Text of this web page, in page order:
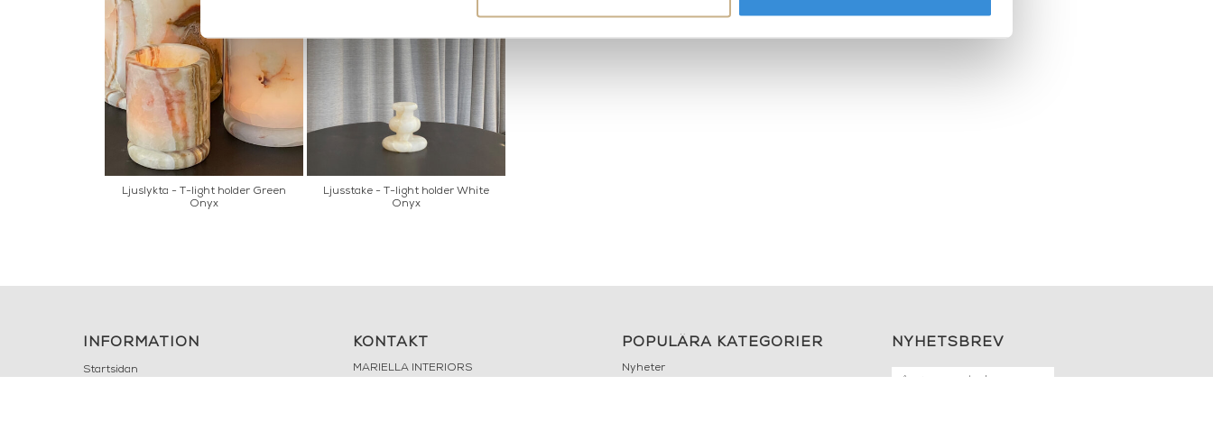
Ljuslykta - T-light holder Green
Onyx
Ljusstake - T-light holder White
Onyx
INFORMATION
Startsidan
KONTAKT
MARIELLA INTERIORS
POPULÄRA KATEGORIER
Nyheter
NYHETSBREV